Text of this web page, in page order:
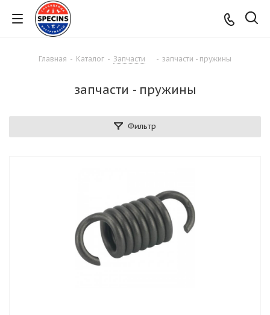
Главная - Каталог - Запчасти - запчасти - пружины
запчасти - пружины
Фильтр